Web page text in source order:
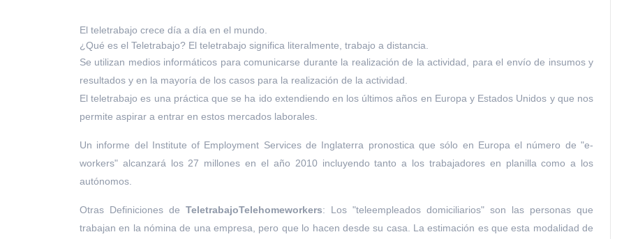
El teletrabajo crece día a día en el mundo.
¿Qué es el Teletrabajo? El teletrabajo significa literalmente, trabajo a distancia.
Se utilizan medios informáticos para comunicarse durante la realización de la actividad, para el envío de insumos y
resultados y en la mayoría de los casos para la realización de la actividad.
El teletrabajo es una práctica que se ha ido extendiendo en los últimos años en Europa y Estados Unidos y que nos
permite aspirar a entrar en estos mercados laborales.
Un informe del Institute of Employment Services de Inglaterra pronostica que sólo en Europa el número de "e-
workers" alcanzará los 27 millones en el año 2010 incluyendo tanto a los trabajadores en planilla como a los
autónomos.
Otras Definiciones de TeletrabajoTelehomeworkers: Los "teleempleados domiciliarios" son las personas que
trabajan en la nómina de una empresa, pero que lo hacen desde su casa. La estimación es que esta modalidad de